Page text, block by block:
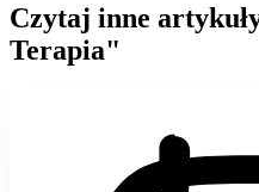
Czytaj inne
Terapia"